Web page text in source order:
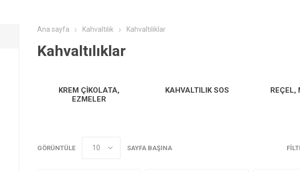
Ana sayfa Kahvaltılık Kahvaltılıklar
Kahvaltılıklar
KREM ÇIKOLATA,
EZMELER
KAHVALTILIK SOS REÇEL,
GÖRÜNTÜLE SAYFA BAŞINA